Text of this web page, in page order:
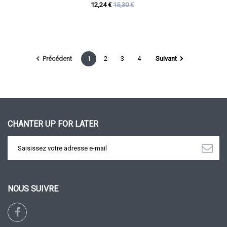
12,24 € 15,30 €
Précédent 1 2 3 4 Suivant
CHANTER UP FOR LATER
NOUS SUIVRE